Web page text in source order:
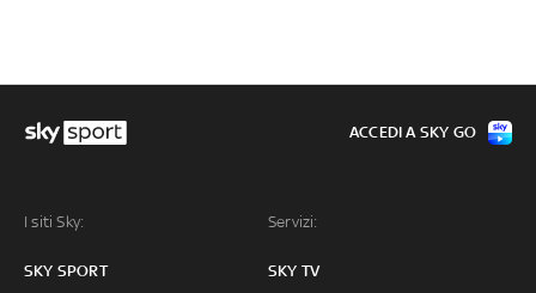
I siti Sky:
SKY SPORT
Servizi:
SKY TV
ACCEDI A SKY GO